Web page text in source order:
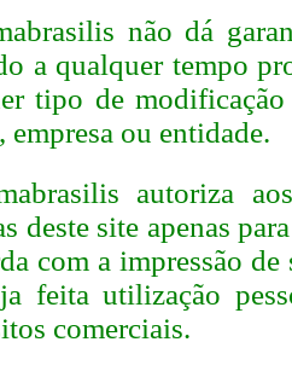
não dá
a qualquer tempo
tipo de
empresa ou entidade.
autoriza
deste site apenas
com a impressão
feita utilização
comerciais.